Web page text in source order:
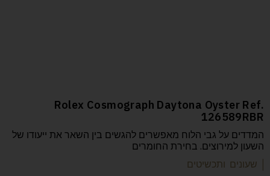
Rolex Cosmograph Daytona Oyster Ref.
126589RBR
המדדים על גבי הלוח מאפשרים להגשים בין השאר את ייעודו של
השעון למירוצים. בחירת החומרים
| שעונים ותכשיטים